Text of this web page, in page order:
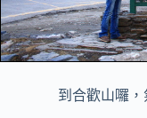
到合歡山囉